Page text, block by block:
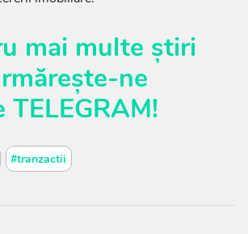
mai multe știri
ne
TELEGRAM!
#tranzactii